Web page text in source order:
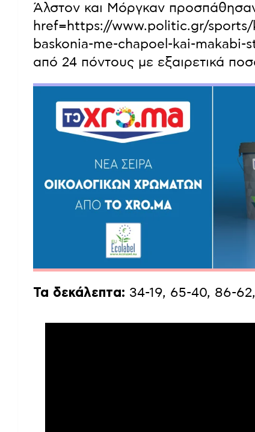
Άλστον και Μόργκαν
href=https://www.politic.gr/
baskonia-me-chapoel-kai-makabi-
από 24 πόντους με εξαιρετικά
Τα δεκάλεπτα: 34-19, 65-40, 86-